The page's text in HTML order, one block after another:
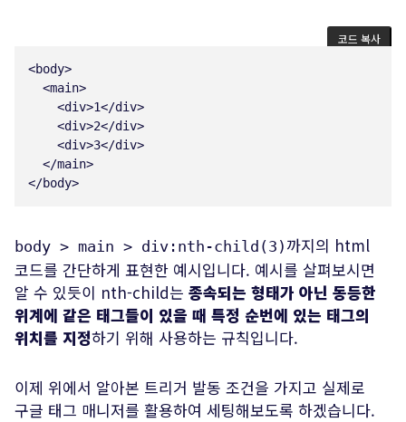
코드 복사
<body>
<main>
<div>1</div>
<div>2</div>
<div>3</div>
</main>
</body>
body > main > div:nth-child(3) 까지의 html
코드를 간단하게 표현한 예시입니다. 예시를 살펴보시면
알 수 있듯이 nth-child는 종속되는 형태가 아닌 동등한
위계에 같은 태그들이 있을 때 특정 순번에 있는 태그의
위치를 지정하기 위해 사용하는 규칙입니다.
이제 위에서 알아본 트리거 발동 조건을 가지고 실제로
구글 태그 매니저를 활용하여 세팅해보도록 하겠습니다.